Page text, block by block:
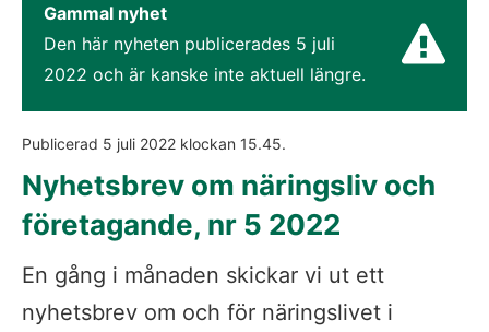
Gammal nyhet
Den här nyheten publicerades 5 juli
2022 och är kanske inte aktuell längre.
Publicerad 5 juli 2022 klockan 15.45.
Nyhetsbrev om näringsliv och
företagande, nr 5 2022
En gång i månaden skickar vi ut ett
nyhetsbrev om och för näringslivet i